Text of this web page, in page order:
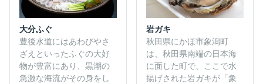
大分ふぐ
豊後水道にはあわびやさ
ざえといったふぐの大好
物が豊富にあり、黒潮の
急激な海流がその身をし
岩ガキ
秋田県にかほ市象潟町
は、秋田県南端の日本海
に面した町で、ここで水
揚げされた岩ガキが「象